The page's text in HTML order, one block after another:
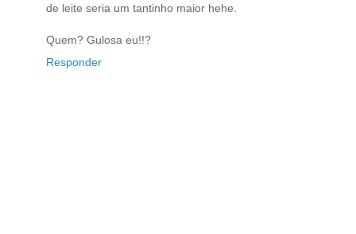
de leite seria um tantinho maior hehe.
Quem? Gulosa eu!!?
Responder